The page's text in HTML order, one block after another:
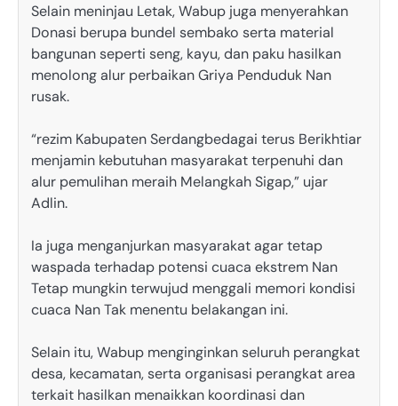
Selain meninjau Letak, Wabup juga menyerahkan
Donasi berupa bundel sembako serta material
bangunan seperti seng, kayu, dan paku hasilkan
menolong alur perbaikan Griya Penduduk Nan
rusak.
“rezim Kabupaten Serdangbedagai terus Berikhtiar
menjamin kebutuhan masyarakat terpenuhi dan
alur pemulihan meraih Melangkah Sigap,” ujar
Adlin.
Ia juga menganjurkan masyarakat agar tetap
waspada terhadap potensi cuaca ekstrem Nan
Tetap mungkin terwujud menggali memori kondisi
cuaca Nan Tak menentu belakangan ini.
Selain itu, Wabup menginginkan seluruh perangkat
desa, kecamatan, serta organisasi perangkat area
terkait hasilkan menaikkan koordinasi dan